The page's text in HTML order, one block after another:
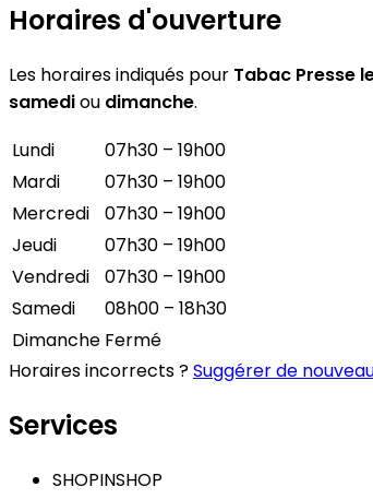
Horaires d'ouverture
Les horaires indiqués pour Tabac Presse
samediou dimanche.
Lundi
07h30 – 19h00
Mardi
07h30 – 19h00
Mercredi
07h30 – 19h00
Jeudi
07h30 – 19h00
Vendredi
07h30 – 19h00
Samedi
08h00 – 18h30
Dimanche Fermé
Horaires incorrects ?Suggérer de
Services
SHOPINSHOP